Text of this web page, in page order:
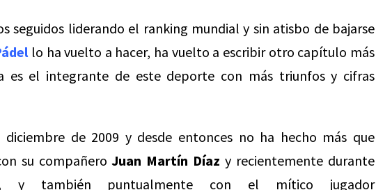
seguidos liderando el ranking mundial y sin atisbo de bajarse
lo ha vuelto a hacer, ha vuelto a escribir otro capítulo más
es el integrante de este deporte con más triunfos y cifras
diciembre de 2009 y desde entonces no ha hecho más que
su compañero Juan Martín Díazy recientemente durante
y también puntualmente con el mítico jugador